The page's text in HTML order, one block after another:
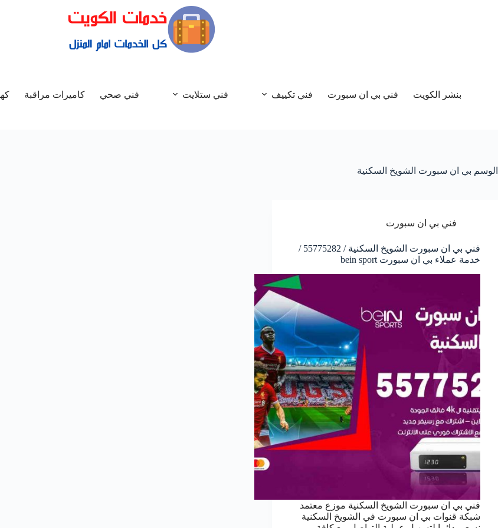
بنشر الكويت فني بي ان سبورت فني تكييف فني ستلايت فني صحي كاميرات مراقبة
الوسم بي ان سبورت الشويخ السكنية
فني بي ان سبورت
فني بي ان سبورت الشويخ السكنية / 55775282 /
خدمة عملاء بي ان سبورت bein sport
فني بي ان سبورت الشويخ السكنية موزع معتمد
شبكة قنوات بي ان سبورت في الشويخ السكنية